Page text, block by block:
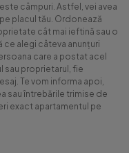
câmpuri. Astfel, vei avea
placul tău. Ordonează
cât mai ieftină sau o
ce alegi câteva anunțuri
care a postat acel
sau proprietarul, fie
Te vom informa apoi,
sau întrebările trimise de
exact apartamentul pe